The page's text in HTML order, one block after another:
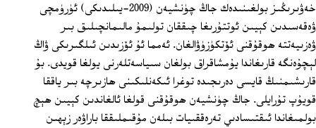
خەۋىرىڭىز بولغىنىدەك جاڭ چۈنشيەن (2009-يىلىدىكى) ئۈرۈمچى
ۋەقەسىدىن كېيىن ئوتتۇرىغا چىققان تولىمۇ مالىمانچىلىق بىر
ۋەزىيەتتە ھوقۇقنى ئۆتكۈزۈۋالغان. ئەمما ئۇ ئۆزىدىن ئىلگىرىكى ۋاڭ
لېچۇەنگە قارىغاندا يۇمشاقراق بولغان سىياسەتلەرنى يولغا قويدى. بۇ
قارىشىمنىڭ قايسى دەرىجىدە توغرا ئىكەنلىكىنى ھازىرچە بىر ياققا
قويۇپ تۇرايلى. جاڭ چۈنشيەن ھوقۇقنى قولغا ئالغاندىن كېيىن ھېچ
بولمىغاندا ئىقتىسادىي تەرەققىيات بىلەن مۇقىملىققا باراۋەر زېھىن